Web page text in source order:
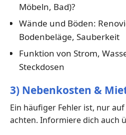
Möbeln, Bad)?
Wände und Böden:
Bodenbeläge, Sauberkeit
Funktion von Strom,
Steckdosen
3) Nebenkosten &
Ein häufiger Fehler ist, nur
achten. Informiere dich auch